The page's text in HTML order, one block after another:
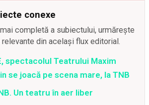
conexe
completă a subiectului, urmărește
din același flux editorial.
spectacolul Teatrului Maxim
se joacă pe scena mare, la TNB
Un teatru în aer liber